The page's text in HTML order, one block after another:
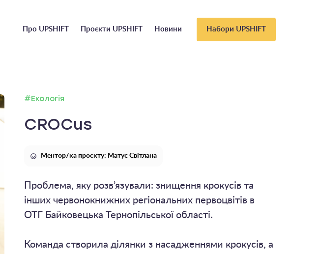
Головне
Про UPSHIFT Проєкти UPSHIFT Новини Набори UPSHIFT
#Екологія
CROCus
Ментор/ка проєкту: Матус Світлана
Проблема, яку розв’язували: знищення крокусів та
інших червонокнижних регіональних первоцвітів в
ОТГ Байковецька Тернопільської області.
Команда створила ділянки з насадженнями крокусів, а